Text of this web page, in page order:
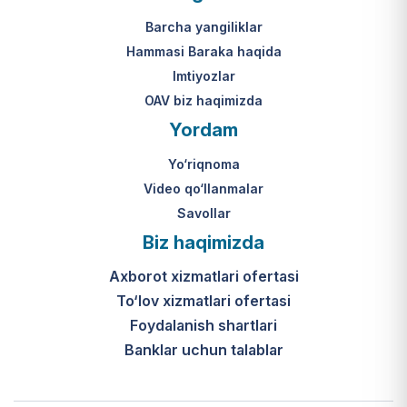
Mahkamasining 2024-yil 31-maydagi
313-son qarori.
yakuniy qaror qabul qilinishi 10 ish
kuni ichida amalga oshiriladi.
К какому виду помощи
относится услуга по
установке пандуса?
эта услуга входит в перечень
мер по адаптации жилищно-
бытовых условий лиц,
уходе, для создания
безбарьерной среды.
Barcha yangiliklar
Hammasi Baraka haqida
Imtiyozlar
OAV biz haqimizda
Yordam
Yo‘riqnoma
Video qo‘llanmalar
Savollar
Biz haqimizda
Axborot xizmatlari ofertasi
To‘lov xizmatlari ofertasi
Foydalanish shartlari
Banklar uchun talablar